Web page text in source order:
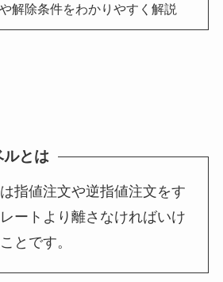
や解除条件をわかりやすく解説
とは
指値注文や逆指値注文をす
ートより離さなければいけ
とです。